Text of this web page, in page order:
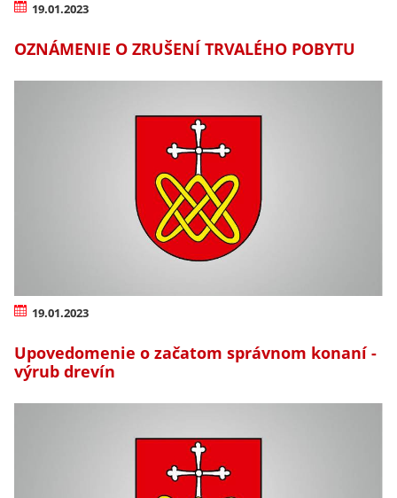
19.01.2023
OZNÁMENIE O ZRUŠENÍ TRVALÉHO POBYTU
19.01.2023
Upovedomenie o začatom správnom konaní -
výrub drevín